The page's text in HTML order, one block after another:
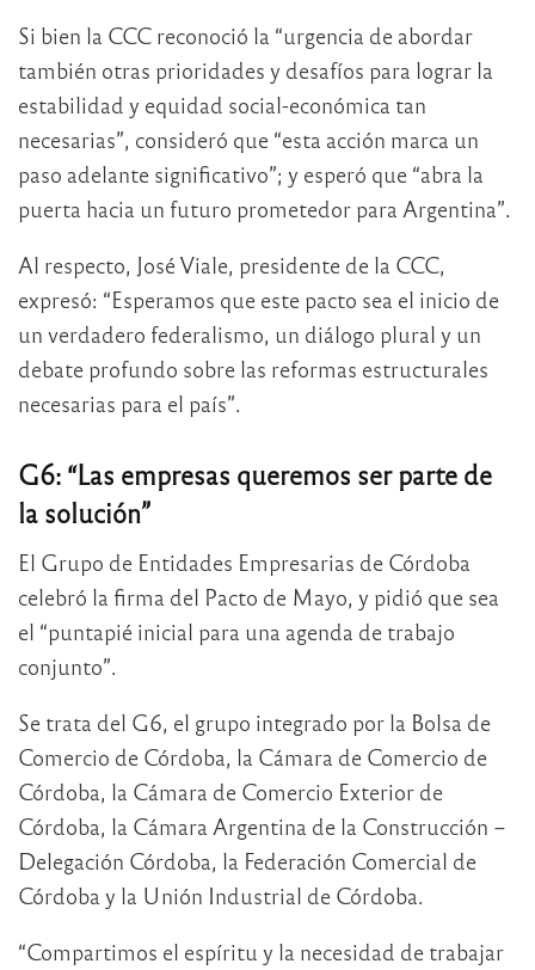
Si bien la CCC reconoció la “urgencia de abordar
también otras prioridades y desafíos para lograr la
estabilidad y equidad social-económica tan
necesarias”, consideró que “esta acción marca un
paso adelante significativo”; y esperó que “abra la
puerta hacia un futuro prometedor para Argentina”.
Al respecto, José Viale, presidente de la CCC,
expresó: “Esperamos que este pacto sea el inicio de
un verdadero federalismo, un diálogo plural y un
debate profundo sobre las reformas estructurales
necesarias para el país”.
G6: “Las empresas queremos ser parte de
la solución”
El Grupo de Entidades Empresarias de Córdoba
celebró la firma del Pacto de Mayo, y pidió que sea
el “puntapié inicial para una agenda de trabajo
conjunto”.
Se trata del G6, el grupo integrado por la Bolsa de
Comercio de Córdoba, la Cámara de Comercio de
Córdoba, la Cámara de Comercio Exterior de
Córdoba, la Cámara Argentina de la Construcción –
Delegación Córdoba, la Federación Comercial de
Córdoba y la Unión Industrial de Córdoba.
“Compartimos el espíritu y la necesidad de trabajar